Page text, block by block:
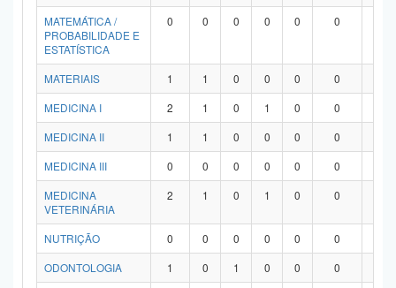
MATEMÁTICA /
PROBABILIDADE E
ESTATÍSTICA
0 0 0 0 0 0
MATERIAIS 1 1 0 0 0 0
MEDICINA I
2 1 0 1 0 0
MEDICINA II
1 1 0 0 0 0
MEDICINA III
0 0 0 0 0 0
MEDICINA
VETERINÁRIA
2 1 0 1 0 0
NUTRIÇÃO 0 0 0 0 0 0
ODONTOLOGIA
1 0 1 0 0 0